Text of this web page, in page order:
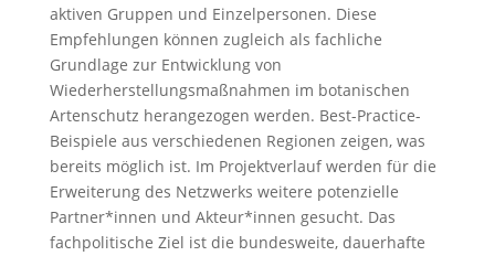
aktiven Gruppen und Einzelpersonen. Diese
Empfehlungen können zugleich als fachliche
Grundlage zur Entwicklung von
Wiederherstellungsmaßnahmen im botanischen
Artenschutz herangezogen werden. Best-Practice-
Beispiele aus verschiedenen Regionen zeigen, was
bereits möglich ist. Im Projektverlauf werden für die
Erweiterung des Netzwerks weitere potenzielle
Partner*innen und Akteur*innen gesucht. Das
fachpolitische Ziel ist die bundesweite, dauerhafte